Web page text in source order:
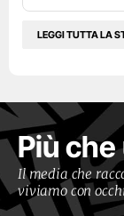
LEGGI TUTTA LA
Più
Il media che
viviamo con